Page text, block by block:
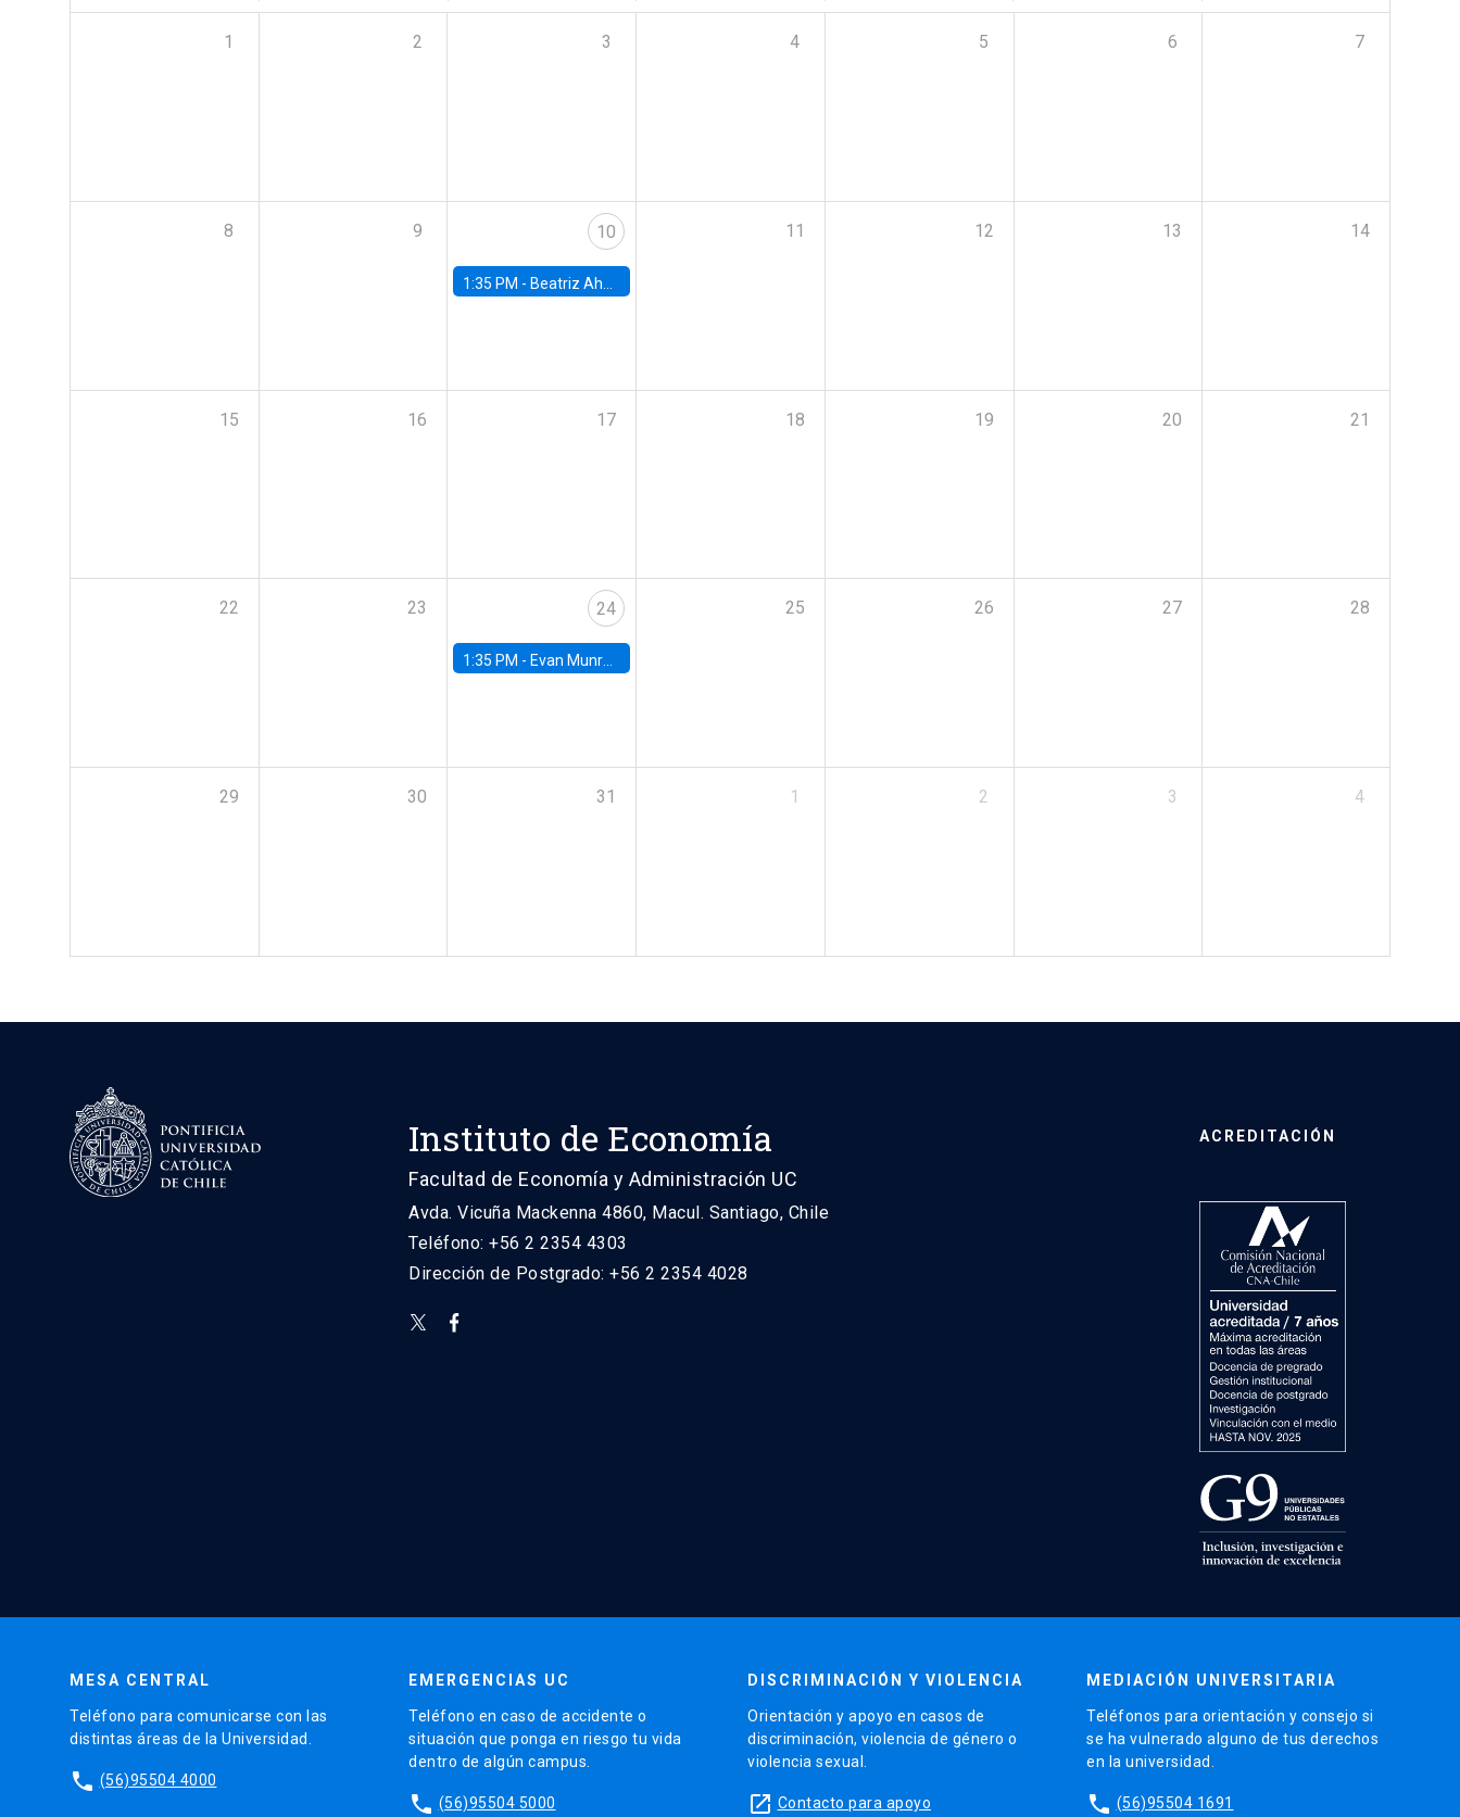
1 2 3 4 5 6 7
8 9 10
1:35 PM - Beatriz Ahumada, PhD candidate, Universidad de Pittsburgh
11 12 13 14
15 16 17 18 19 20 21
22 23 24
1:35 PM - Evan Munro, Neyman Visiting Assistant Professor in the Department of Statistics at UC Berkeley
25 26 27 28
29 30 31 1 2 3 4
Instituto de Economía
Facultad de Economía y Administración UC
Avda. Vicuña Mackenna 4860, Macul. Santiago, Chile
Teléfono: +56 2 2354 4303
Dirección de Postgrado: +56 2 2354 4028
ACREDITACIÓN
MESA CENTRAL
Teléfono para comunicarse con las
distintas áreas de la Universidad.
phone (56)95504 4000
EMERGENCIAS UC
Teléfono en caso de accidente o
situación que ponga en riesgo tu vida
dentro de algún campus.
phone (56)95504 5000
DISCRIMINACIÓN Y VIOLENCIA
Orientación y apoyo en casos de
discriminación, violencia de género o
violencia sexual.
launch Contacto para apoyo
MEDIACIÓN UNIVERSITARIA
Teléfonos para orientación y consejo si
se ha vulnerado alguno de tus derechos
en la universidad.
phone (56)95504 1691